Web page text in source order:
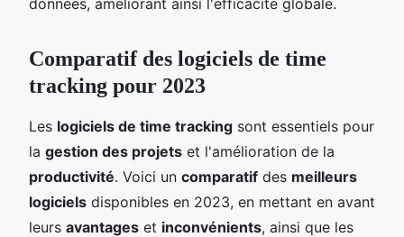
Comparatif des logiciels de time
tracking pour 2023
Les logiciels de time tracking sont essentiels pour
la gestion des projets et l'amélioration de la
productivité. Voici un comparatif des meilleurs
logiciels disponibles en 2023, en mettant en avant
leurs avantages et inconvénients, ainsi que les